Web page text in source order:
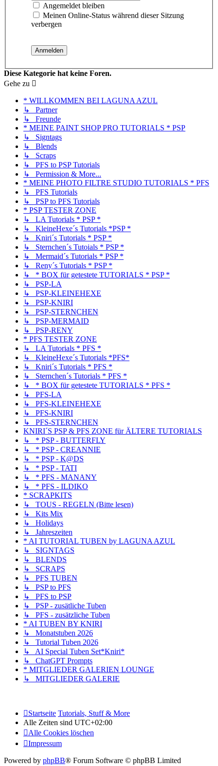
Angemeldet bleiben
Meinen Online-Status während dieser Sitzung
verbergen
Diese Kategorie hat keine Foren.
Gehe zu
* WILLKOMMEN BEI LAGUNA AZUL
↳ Partner
↳ Freunde
* MEINE PAINT SHOP PRO TUTORIALS * PSP
↳ Signtags
↳ Blends
↳ Scraps
↳ PFS to PSP Tutorials
↳ Permission & More...
* MEINE PHOTO FILTRE STUDIO TUTORIALS * PFS
↳ PFS Tutorials
↳ PSP to PFS Tutorials
* PSP TESTER ZONE
↳ LA Tutorials * PSP *
↳ KleineHexe´s Tutorials *PSP *
↳ Kniri´s Tutorials * PSP *
↳ Sternchen´s Tutoials * PSP *
↳ Mermaid´s Tutorials * PSP *
↳ Reny´s Tutorials * PSP *
↳ * BOX für getestete TUTORIALS * PSP *
↳ PSP-LA
↳ PSP-KLEINEHEXE
↳ PSP-KNIRI
↳ PSP-STERNCHEN
↳ PSP-MERMAID
↳ PSP-RENY
* PFS TESTER ZONE
↳ LA Tutorials * PFS *
↳ KleineHexe´s Tutorials *PFS*
↳ Kniri´s Tutorials * PFS *
↳ Sternchen´s Tutorials * PFS *
↳ * BOX für getestete TUTORIALS * PFS *
↳ PFS-LA
↳ PFS-KLEINEHEXE
↳ PFS-KNIRI
↳ PFS-STERNCHEN
KNIRI´S PSP & PFS ZONE für ÄLTERE TUTORIALS
↳ * PSP - BUTTERFLY
↳ * PSP - CREANNIE
↳ * PSP - K@DS
↳ * PSP - TATI
↳ * PFS - MANANY
↳ * PFS - ILDIKO
* SCRAPKITS
↳ TOUS - REGELN (Bitte lesen)
↳ Kits Mix
↳ Holidays
↳ Jahreszeiten
* AI TUTORIAL TUBEN by LAGUNA AZUL
↳ SIGNTAGS
↳ BLENDS
↳ SCRAPS
↳ PFS TUBEN
↳ PSP to PFS
↳ PFS to PSP
↳ PSP - zusätliche Tuben
↳ PFS - zusätzliche Tuben
* AI TUBEN BY KNIRI
↳ Monatstuben 2026
↳ Tutorial Tuben 2026
↳ AI Special Tuben Set*Kniri*
↳ ChatGPT Prompts
* MITGLIEDER GALERIEN LOUNGE
↳ MITGLIEDER GALERIE
Startseite Tutorials, Stuff & More
Alle Zeiten sind UTC+02:00
Alle Cookies löschen
Impressum
Powered by phpBB® Forum Software © phpBB Limited